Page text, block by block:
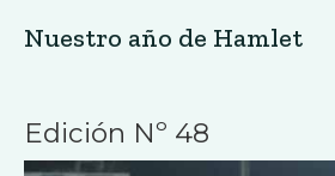
Nuestro año de Hamlet
Edición Nº 48